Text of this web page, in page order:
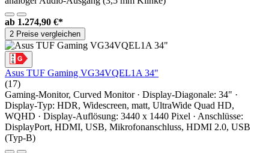
ab 1.274,90 €*
2 Preise vergleichen
Asus TUF Gaming VG34VQEL1A 34"
(17)
Gaming-Monitor, Curved Monitor · Display-Diagonale: 34" ·
Display-Typ: HDR, Widescreen, matt, UltraWide Quad HD,
WQHD · Display-Auflösung: 3440 x 1440 Pixel · Anschlüsse:
DisplayPort, HDMI, USB, Mikrofonanschluss, HDMI 2.0, USB
(Typ-B)